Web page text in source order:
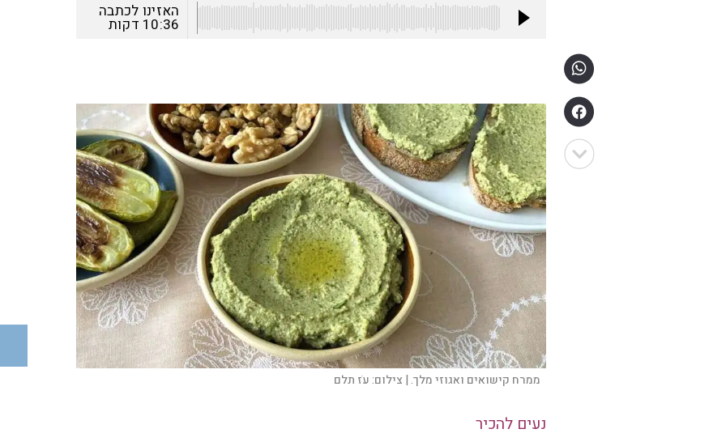
האזינו לכתבה
10:36 דקות
ממרח קישואים ואגוזי מלך. | צילום:עֹז תלם
נעים להכיר